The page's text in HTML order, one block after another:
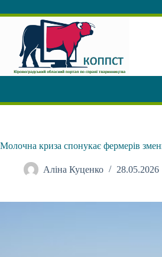
до
Молочна криза спонукає фермерів
Аліна Куценко 28.05.2026